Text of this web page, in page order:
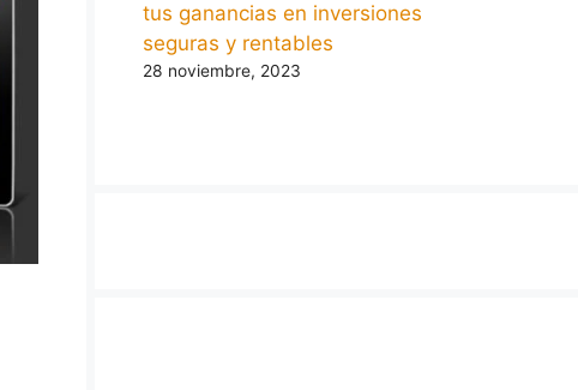
tus ganancias en inversiones
seguras y rentables
28 noviembre, 2023